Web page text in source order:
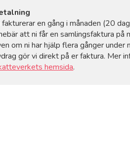
fakturerar en gång i månaden (20
att ni får en samlingsfaktura på
om ni har hjälp flera gånger under
gör vi direkt på er faktura. Mer
hemsida.